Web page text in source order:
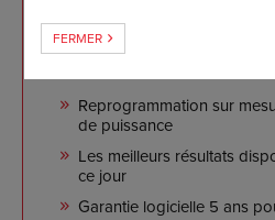
NOS ENGAGEMENTS
Reprogrammation sur
de puissance
Les meilleurs résultats
ce jour
Garantie logicielle 5 ans
FERMER